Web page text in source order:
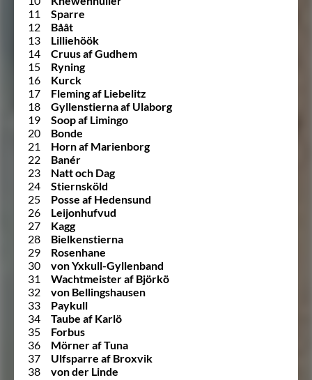
11
Sparre
12
Bååt
13
Lilliehöök
14
Cruus af Gudhem
15
Ryning
16
Kurck
17
Fleming af Liebelitz
18
Gyllenstierna af Ulaborg
19
Soop af Limingo
20
Bonde
21
Horn af Marienborg
22
Banér
23
Natt och Dag
24
Stiernsköld
25
Posse af Hedensund
26
Leijonhufvud
27
Kagg
28
Bielkenstierna
29
Rosenhane
30
von Yxkull-Gyllenband
31
Wachtmeister af Björkö
32
von Bellingshausen
33
Paykull
34
Taube af Karlö
35
Forbus
36
Mörner af Tuna
37
Ulfsparre af Broxvik
38
von der Linde